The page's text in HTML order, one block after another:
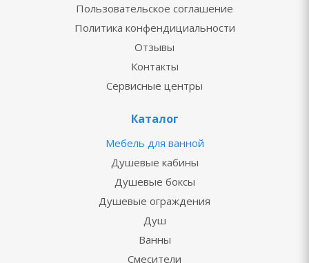
Пользовательское соглашение
Политика конфендициальности
Отзывы
Контакты
Сервисные центры
Каталог
Мебель для ванной
Душевые кабины
Душевые боксы
Душевые ограждения
Душ
Ванны
Смесители